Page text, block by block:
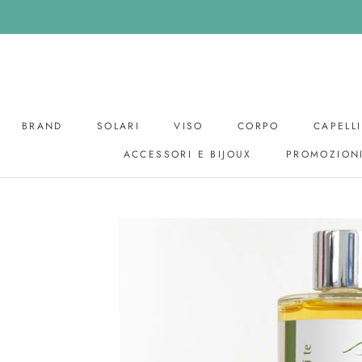
BRAND SOLARI VISO CORPO
CAPELLI
ACCESSORI E BIJOUX